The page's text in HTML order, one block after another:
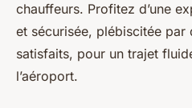
chauffeurs. Profitez d’une
et sécurisée, plébiscitée
satisfaits, pour un trajet
l’aéroport.